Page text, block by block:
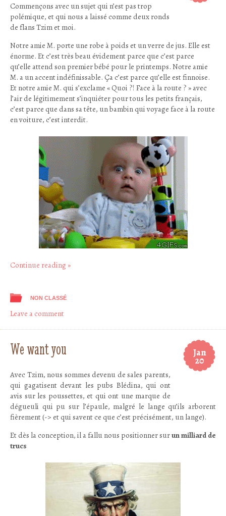
Commençons avec un sujet qui n’est pas trop
polémique, et qui nous a laissé comme deux ronds
de flans Tzim et moi.
Notre amie M. porte une robe à poids et un verre de jus. Elle est
énorme. Et c’est très beau évidement parce que c’est parce
qu’elle attend son premier bébé pour le printemps. Notre amie
M. a un accent indéfinissable. Ça c’est parce qu’elle est finnoise.
Et notre amie M. qui s’exclame « Quoi ?! Face à la route ? » avec
l’air de légitimement s’inquiéter pour tous les petits français,
c’est parce que dans sa tête, un bambin qui voyage face à la route
en voiture, c’est interdit.
Continue reading»
NON CLASSÉ
Leave a comment
Jan
20
We want you
Avec Tzim, nous sommes devenu de sales parents,
qui gagatisent devant les pubs Blédina, qui ont
avis sur les poussettes, et qui ont une marque de
dégueuli qui pu sur l’épaule, malgré le lange qu’ils arborent
fièrement (-> et qui savent ce que c’est précisément, un lange).
Et dès la conception, il a fallu nous positionner surun milliard de
trucs